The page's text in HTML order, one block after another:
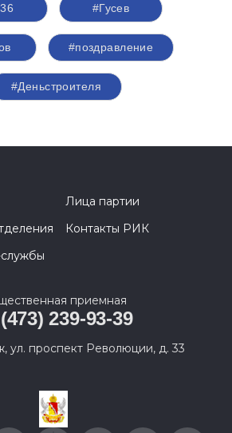
#Гусев
#поздравление
#Деньстроителя
Лица партии
Контакты РИК
приемная
239-93-39
ул. проспект Революции, д. 33